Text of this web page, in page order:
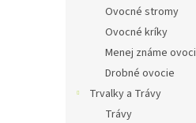
Ovocné stromy
Ovocné kríky
Menej známe
Drobné ovocie
Trvalky a Trávy
Trávy